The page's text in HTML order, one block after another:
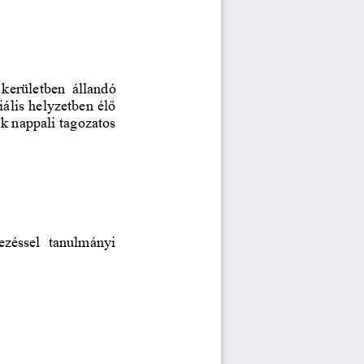
állandó
lis helyzetben élő
nappali tagozatos
tanulmányi